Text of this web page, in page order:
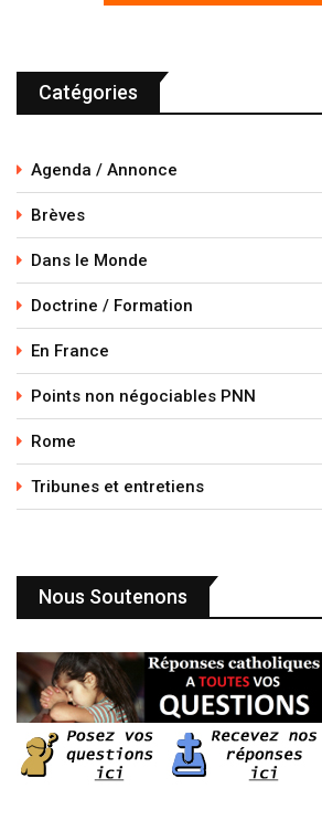
Catégories
Agenda / Annonce
Brèves
Dans le Monde
Doctrine / Formation
En France
Points non négociables PNN
Rome
Tribunes et entretiens
Nous Soutenons